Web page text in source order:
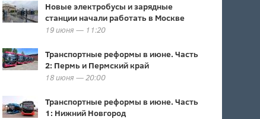
Новые электробусы и зарядные
станции начали работать в Москве
19 июня — 11:20
Транспортные реформы в июне. Часть
2: Пермь и Пермский край
18 июня — 20:00
Транспортные реформы в июне. Часть
1: Нижний Новгород